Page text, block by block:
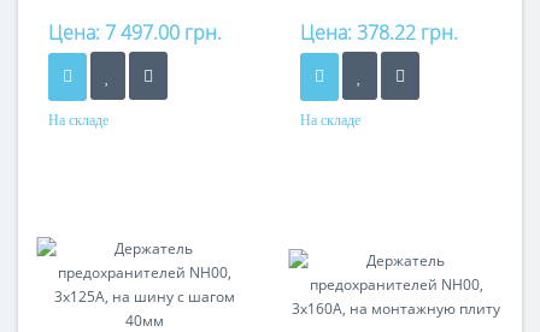
Цена: 7 497.00 грн.
На складе
Цена:378.22 грн.
На складе